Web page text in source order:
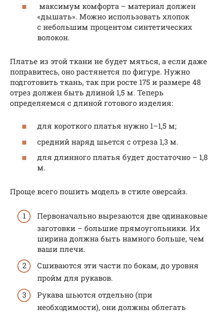
максимум комфорта – материал должен
«дышать». Можно использовать хлопок
с небольшим процентом синтетических
волокон.
Платье из этой ткани не будет мяться, а если даже
поправитесь, оно растянется по фигуре. Нужно
подготовить ткань, так при росте 175 и размере 48
отрез должен быть длиной 1,5 м. Теперь
определяемся с длиной готового изделия:
для короткого платья нужно 1–1,5 м;
средний наряд шьется с отреза 1,3 м.
для длинного платья будет достаточно – 1,8
м.
Проще всего пошить модель в стиле оверсайз.
Первоначально вырезаются две одинаковые
заготовки – большие прямоугольники. Их
ширина должна быть намного больше, чем
ваши плечи.
Сшиваются эти части по бокам, до уровня
пройм для рукавов.
Рукава шьются отдельно (при
необходимости), они должны облегать